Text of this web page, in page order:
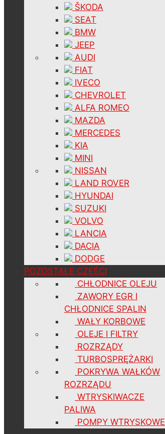
ŠKODA
SEAT
BMW
JEEP
AUDI
FIAT
IVECO
CHEVROLET
ALFA ROMEO
MAZDA
MERCEDES
KIA
MINI
NISSAN
LAND ROVER
HYUNDAI
SUZUKI
VOLVO
LANCIA
DACIA
DODGE
POZOSTAŁE CZĘŚCI
CHŁODNICE OLEJU
ZAWORY EGR I
CHŁODNICE SPALIN
WAŁY KORBOWE
OLEJE I FILTRY
ROZRZĄDY
TURBOSPRĘŻARKI
POKRYWA WAŁKÓW
ROZRZĄDU
WTRYSKIWACZE
PALIWA
POMPY WTRYSKOWE